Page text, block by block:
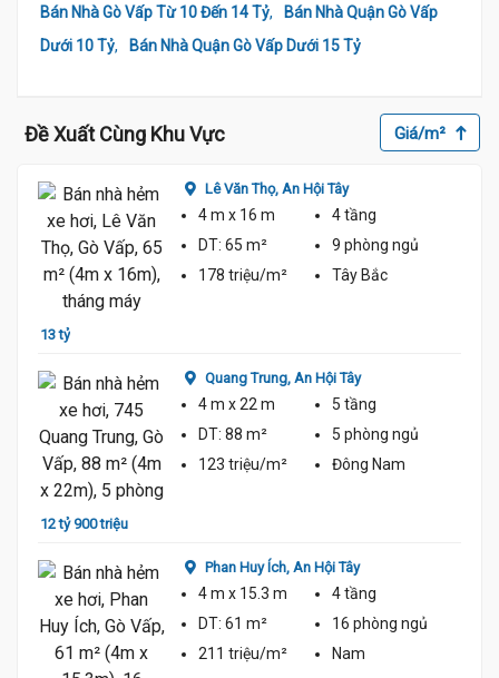
Bán Nhà Gò Vấp Từ 10 Đến 14 Tỷ,
Bán Nhà Quận Gò Vấp
Dưới 10 Tỷ, Bán Nhà Quận Gò Vấp Dưới 15 Tỷ
Đề Xuất Cùng Khu Vực Giá/m²
13 tỷ
Lê Văn Thọ, An Hội Tây
4 m x 16 m
4 tầng
DT: 65 m² 9 phòng ngủ
178 triệu/m²
Tây Bắc
12 tỷ 900 triệu
Quang Trung, An Hội Tây
4 m x 22 m
5 tầng
DT: 88 m² 5 phòng ngủ
123 triệu/m²
Đông Nam
Phan Huy Ích, An Hội Tây
4 m x 15.3 m
4 tầng
DT: 61 m² 16 phòng ngủ
211 triệu/m²
Nam